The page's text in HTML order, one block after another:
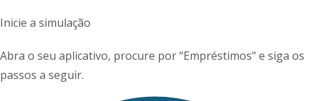
Inicie a simulação
Abra o seu aplicativo, procure por “Empréstimos" e siga os
passos a seguir.